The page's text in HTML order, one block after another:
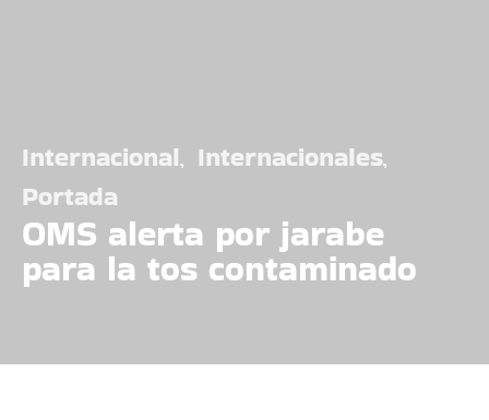
Internacional Internacionales
Portada
OMS alerta por jarabe
para la tos contaminado